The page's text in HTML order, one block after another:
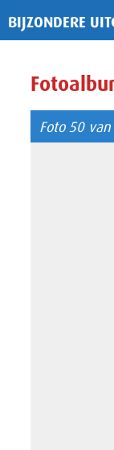
BIJZONDERE
Foto 50 van